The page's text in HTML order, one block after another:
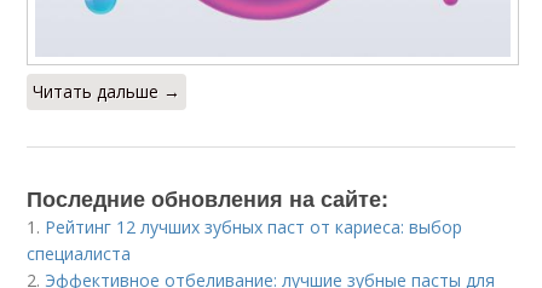
Читать дальше →
Последние обновления на сайте:
1. Рейтинг 12 лучших зубных паст от кариеса: выбор
специалиста
2. Эффективное отбеливание: лучшие зубные пасты для